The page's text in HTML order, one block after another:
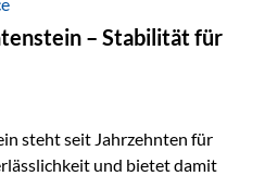
im Konkursfall nicht zur
werden ausschließlich
– Stabilität für
steht seit Jahrzehnten für
und bietet damit